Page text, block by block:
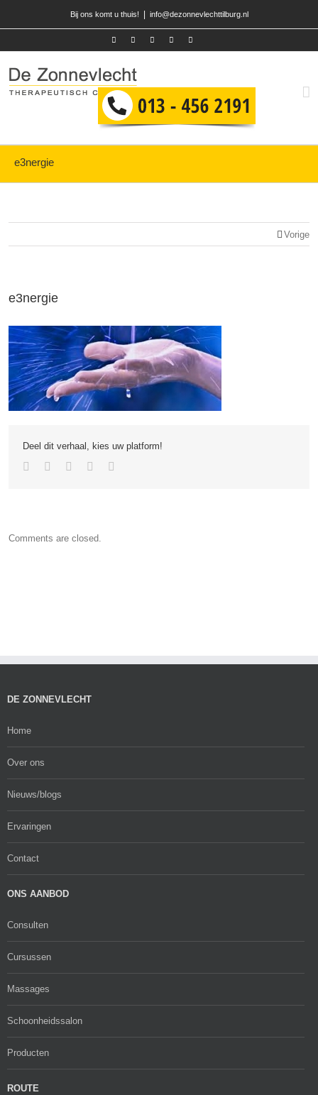
Bij ons komt u thuis! info@dezonnevlechttilburg.nl
e3nergie
Vorige
e3nergie
Deel dit verhaal, kies uw platform!
Comments are closed.
DE ZONNEVLECHT
Home
Over ons
Nieuws/blogs
Ervaringen
Contact
ONS AANBOD
Consulten
Cursussen
Massages
Schoonheidssalon
Producten
ROUTE